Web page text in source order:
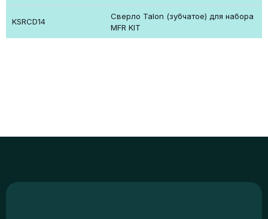
KSRCD14
Сверло Talon (зубчатое) для набора
MFR KIT